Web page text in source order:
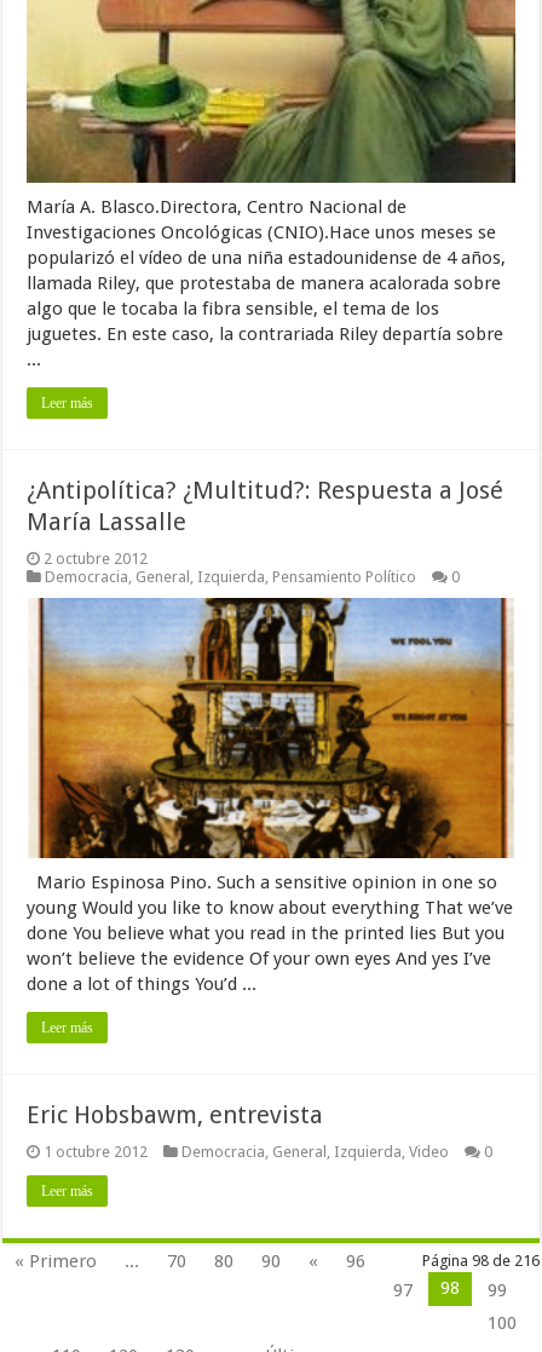
María A. Blasco.Directora, Centro Nacional de
Investigaciones Oncológicas (CNIO).Hace unos meses se
popularizó el vídeo de una niña estadounidense de 4 años,
llamada Riley, que protestaba de manera acalorada sobre
algo que le tocaba la fibra sensible, el tema de los
juguetes. En este caso, la contrariada Riley departía sobre
...
Leer más
¿Antipolítica? ¿Multitud?: Respuesta a José
María Lassalle
2 octubre 2012
Democracia, General , Izquierda, Pensamiento Político 0
Mario Espinosa Pino. Such a sensitive opinion in one so
young Would you like to know about everything That we’ve
done You believe what you read in the printed lies But you
won’t believe the evidence Of your own eyes And yes I’ve
done a lot of things You’d ...
Leer más
Eric Hobsbawm, entrevista
1 octubre 2012 Democracia, General , Izquierda,Video 0
Leer más
Página 98 de 216
« Primero ... 70 80 90 «
96
97
98
99
100